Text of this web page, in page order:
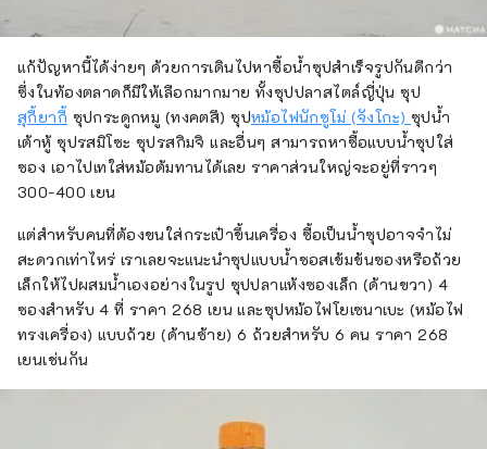
แก้ปัญหานี้ได้ง่ายๆ ด้วยการเดินไปหาซื้อน้ำซุปสำเร็จรูปกันดีกว่า
ซึ่งในท้องตลาดก็มีให้เลือกมากมาย ทั้งซุปปลาสไตล์ญี่ปุ่น ซุป
สุกี้ยากี้ ซุปกระดูกหมู (ทงคตสึ) ซุปหม้อไฟนักซูโม่ (จังโกะ) ซุปน้ำ
เต้าหู้ ซุปรสมิโซะ ซุปรสกิมจิ และอื่นๆ สามารถหาซื้อแบบน้ำซุปใส่
ซอง เอาไปเทใส่หม้อต้มทานได้เลย ราคาส่วนใหญ่จะอยู่ที่ราวๆ
300-400 เยน
แต่สำหรับคนที่ต้องขนใส่กระเป๋าขึ้นเครื่อง ซื้อเป็นน้ำซุปอาจจำไม่
สะดวกเท่าไหร่ เราเลยจะแนะนำซุปแบบน้ำซอสเข้มข้นซองหรือถ้วย
เล็กให้ไปผสมน้ำเองอย่างในรูป ซุปปลาแห้งซองเล็ก (ด้านขวา) 4
ซองสำหรับ 4 ที่ ราคา 268 เยน และซุปหม้อไฟโยเซนาเบะ (หม้อไฟ
ทรงเครื่อง) แบบถ้วย (ด้านซ้าย) 6 ถ้วยสำหรับ 6 คน ราคา 268
เยนเช่นกัน